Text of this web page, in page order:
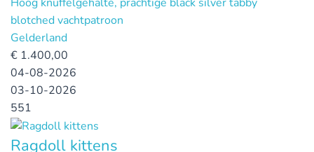
blotched vachtpatroon
Gelderland
€ 1.400,00
04-08-2026
03-10-2026
551
Ragdoll kittens